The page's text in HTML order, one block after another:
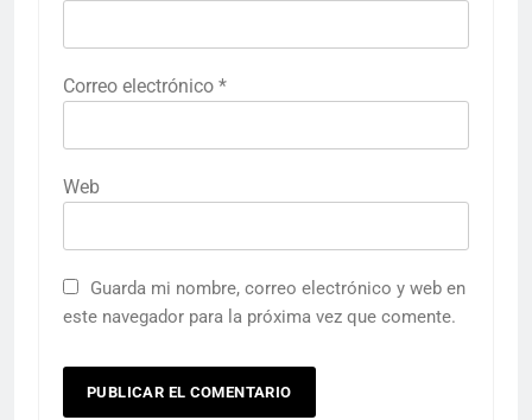
Correo electrónico *
Web
Guarda mi nombre, correo electrónico y web en
este navegador para la próxima vez que comente.